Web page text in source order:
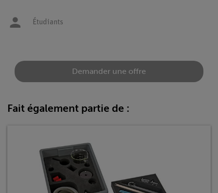
Étudiants
Demander une offre
Fait également partie de :